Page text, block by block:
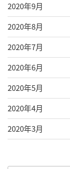
2020年9月
2020年8月
2020年7月
2020年6月
2020年5月
2020年4月
2020年3月